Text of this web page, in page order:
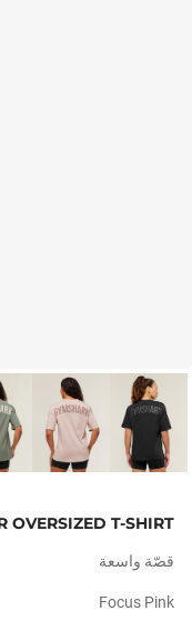
OVERSIZED T-SHIRT
قصّة واسعة
Focus Pink